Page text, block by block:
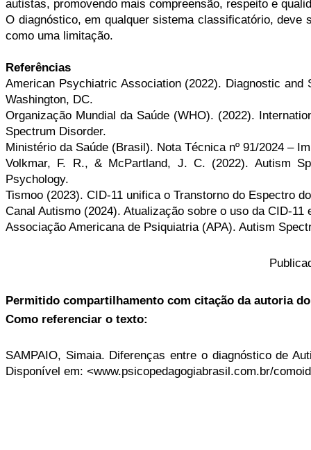
autistas, promovendo mais compreensão, respeito e
O diagnóstico, em qualquer sistema classificatório,
como uma limitação.
Referências
American Psychiatric Association (2022). Diagnostic
Washington, DC.
Organização Mundial da Saúde (WHO). (2022).
Spectrum Disorder.
Ministério da Saúde (Brasil). Nota Técnica nº 91/2024 –
Volkmar, F. R., & McPartland, J. C. (2022). Autism
Psychology.
Tismoo (2023). CID-11 unifica o Transtorno do Espectro
Canal Autismo (2024). Atualização sobre o uso da CID-
Associação Americana de Psiquiatria (APA). Autism
Permitido compartilhamento com citação da autoria
Como referenciar o texto:
SAMPAIO, Simaia. Diferenças entre o diagnóstico de
Disponível em: <www.psicopedagogiabrasil.com.br/